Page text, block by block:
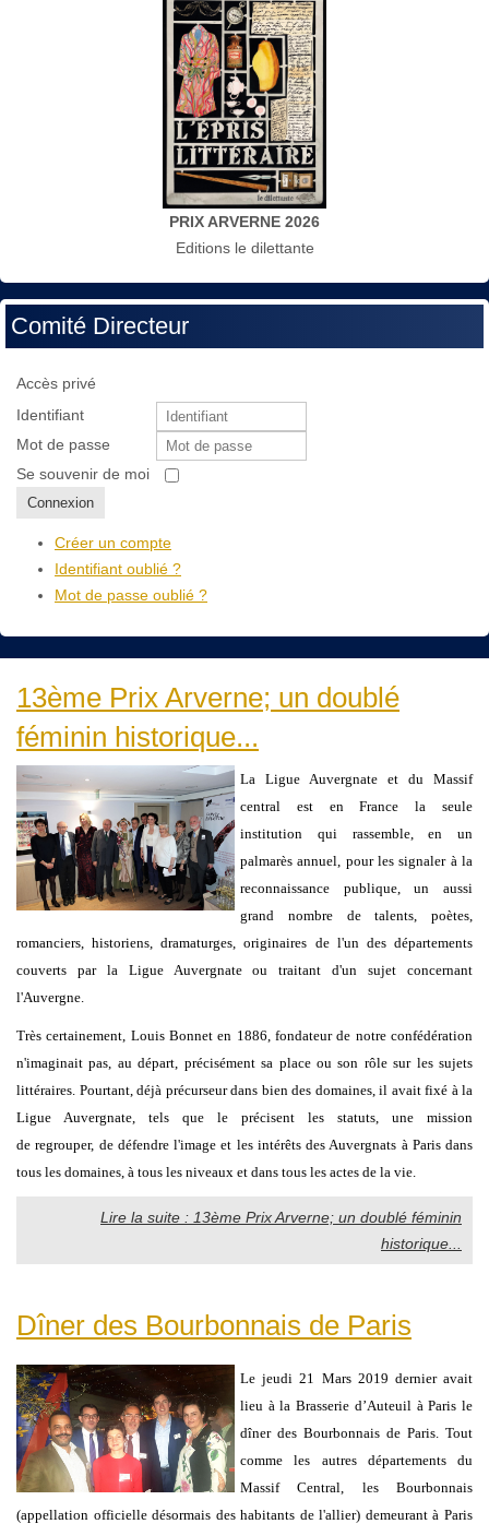
PRIX ARVERNE 2026
Editions le dilettante
Comité Directeur
Accès privé
Identifiant
Mot de passe
Se souvenir de moi
Connexion
Créer un compte
Identifiant oublié ?
Mot de passe oublié ?
13ème Prix Arverne; un doublé
féminin historique...
La Ligue Auvergnate et du Massif
central est en France la seule
institution qui rassemble, en un
palmarès annuel, pour les signaler à la
reconnaissance publique, un aussi
grand nombre de talents, poètes,
romanciers, historiens, dramaturges, originaires de l'un des départements
couverts par la Ligue Auvergnate ou traitant d'un sujet concernant
l'Auvergne.
Très certainement, Louis Bonnet en 1886, fondateur de notre confédération
n'imaginait pas, au départ, précisément sa place ou son rôle sur les sujets
littéraires. Pourtant, déjà précurseur dans bien des domaines, il avait fixé à la
Ligue Auvergnate, tels que le précisent les statuts, une mission
de regrouper, de défendre l'image et les intérêts des Auvergnats à Paris dans
tous les domaines, à tous les niveaux et dans tous les actes de la vie.
Lire la suite : 13ème Prix Arverne; un doublé féminin
historique...
Dîner des Bourbonnais de Paris
Le jeudi 21 Mars 2019 dernier avait
lieu à la Brasserie d’Auteuil à Paris le
dîner des Bourbonnais de Paris. Tout
comme les autres départements du
Massif Central, les Bourbonnais
(appellation officielle désormais des habitants de l'allier) demeurant à Paris